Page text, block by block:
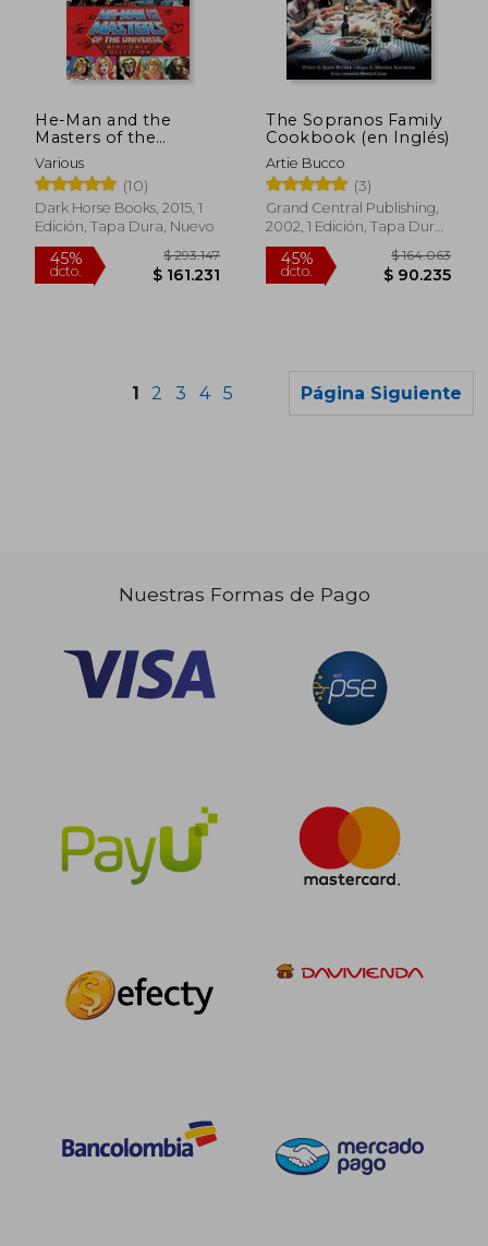
dcto. dcto. $
dcto. $ 89.592 dcto.
45%
He-Man and the
Masters of the
Universe Minicomic
Collection (en Inglés)
Various
(10)
Dark Horse Books, 2015, 1
Edición, Tapa Dura, Nuevo
The Sopranos Family
Cookbook (en Inglés)
Artie Bucco
(3)
Grand Central Publishing,
2002, 1 Edición, Tapa Dura,
Nuevo
1 2 3 4 5 Página Siguiente
Nuestras Formas de Pago